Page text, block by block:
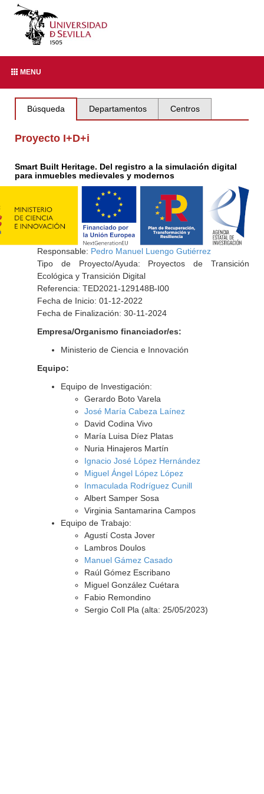
MENU
Búsqueda Departamentos Centros
Proyecto I+D+i
Smart Built Heritage. Del registro a la simulación digital
para inmuebles medievales y modernos
Responsable: Pedro Manuel Luengo Gutiérrez
Tipo de Proyecto/Ayuda: Proyectos de Transición
Ecológica y Transición Digital
Referencia: TED2021-129148B-I00
Fecha de Inicio: 01-12-2022
Fecha de Finalización: 30-11-2024
Empresa/Organismo financiador/es:
Ministerio de Ciencia e Innovación
Equipo:
Equipo de Investigación:
Gerardo Boto Varela
José María Cabeza Laínez
David Codina Vivo
María Luisa Díez Platas
Nuria Hinajeros Martín
Ignacio José López Hernández
Miguel Ángel López López
Inmaculada Rodríguez Cunill
Albert Samper Sosa
Virginia Santamarina Campos
Equipo de Trabajo:
Agustí Costa Jover
Lambros Doulos
Manuel Gámez Casado
Raúl Gómez Escribano
Miguel González Cuétara
Fabio Remondino
Sergio Coll Pla (alta: 25/05/2023)